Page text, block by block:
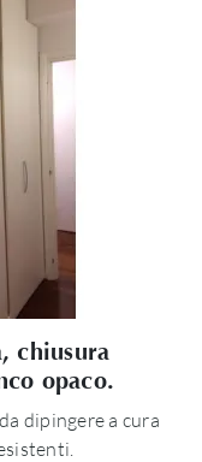
chiusura
opaco.
dipingere a cura